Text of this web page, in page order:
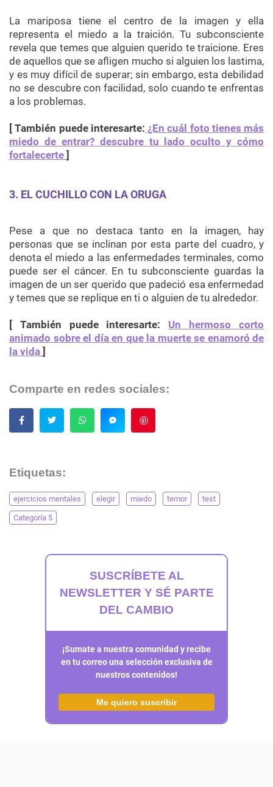
La mariposa tiene el centro de la imagen y ella
representa el miedo a la traición. Tu subconsciente
revela que temes que alguien querido te traicione. Eres
de aquellos que se afligen mucho si alguien los lastima,
y es muy difícil de superar; sin embargo, esta debilidad
no se descubre con facilidad, solo cuando te enfrentas
a los problemas.
[ También puede interesarte: ¿En cuál foto tienes más
miedo de entrar? descubre tu lado oculto y cómo
fortalecerte ]
3. EL CUCHILLO CON LA ORUGA
Pese a que no destaca tanto en la imagen, hay
personas que se inclinan por esta parte del cuadro, y
denota el miedo a las enfermedades terminales, como
puede ser el cáncer. En tu subconsciente guardas la
imagen de un ser querido que padeció esa enfermedad
y temes que se replique en ti o alguien de tu alrededor.
[ También puede interesarte: Un hermoso corto
animado sobre el día en que la muerte se enamoró de
la vida ]
Comparte en redes sociales:
Etiquetas:
ejercicios mentales elegir miedo temor test
Categoría 5
SUSCRÍBETE AL
NEWSLETTER Y SÉ PARTE
DEL CAMBIO
¡Sumate a nuestra comunidad y recibe
en tu correo una selección exclusiva de
nuestros contenidos!
Me quiero suscribir